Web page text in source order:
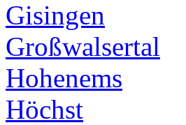
Gisingen
Großwalsertal
Hohenems
Höchst